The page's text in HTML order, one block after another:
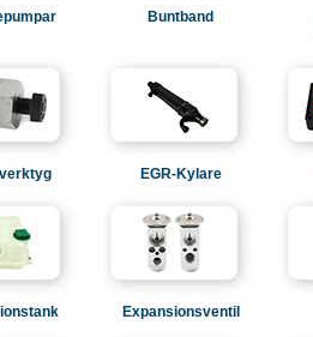
Buntband
EGR-Kylare
Expansionsventil